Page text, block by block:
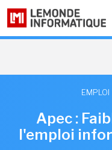
EMPLOI
Apec :
l'emploi